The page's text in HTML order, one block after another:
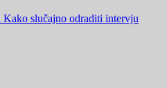
Kako slučajno odraditi intervju